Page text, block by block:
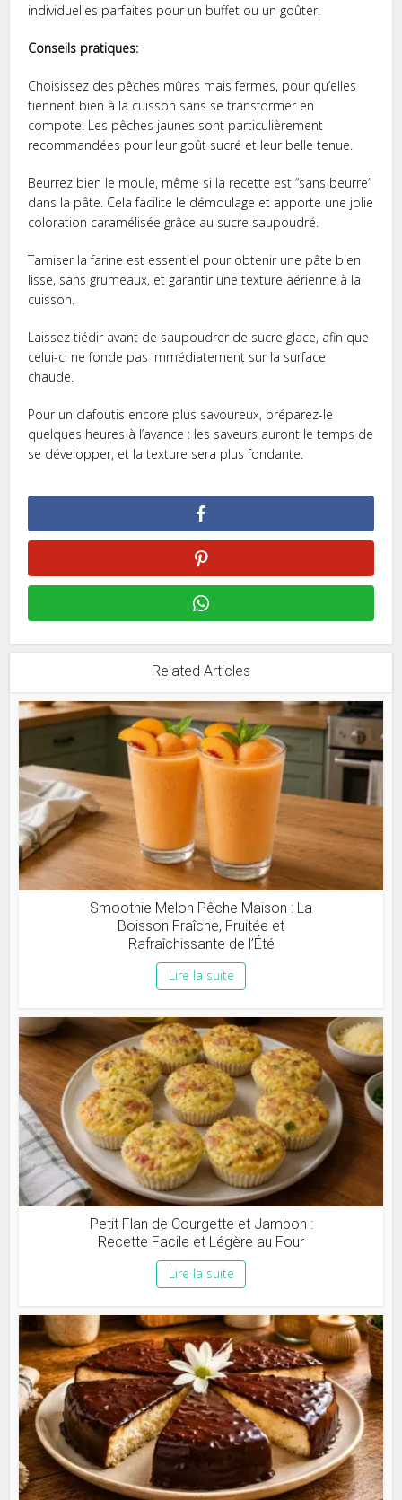
individuelles parfaites pour un buffet ou un goûter.
Conseils pratiques:
Choisissez des pêches mûres mais fermes, pour qu’elles
tiennent bien à la cuisson sans se transformer en
compote. Les pêches jaunes sont particulièrement
recommandées pour leur goût sucré et leur belle tenue.
Beurrez bien le moule, même si la recette est “sans beurre”
dans la pâte. Cela facilite le démoulage et apporte une jolie
coloration caramélisée grâce au sucre saupoudré.
Tamiser la farine est essentiel pour obtenir une pâte bien
lisse, sans grumeaux, et garantir une texture aérienne à la
cuisson.
Laissez tiédir avant de saupoudrer de sucre glace, afin que
celui-ci ne fonde pas immédiatement sur la surface
chaude.
Pour un clafoutis encore plus savoureux, préparez-le
quelques heures à l’avance : les saveurs auront le temps de
se développer, et la texture sera plus fondante.
Related Articles
Smoothie Melon Pêche Maison : La
Boisson Fraîche, Fruitée et
Rafraîchissante de l’Été
Lire la suite
Petit Flan de Courgette et Jambon :
Recette Facile et Légère au Four
Lire la suite